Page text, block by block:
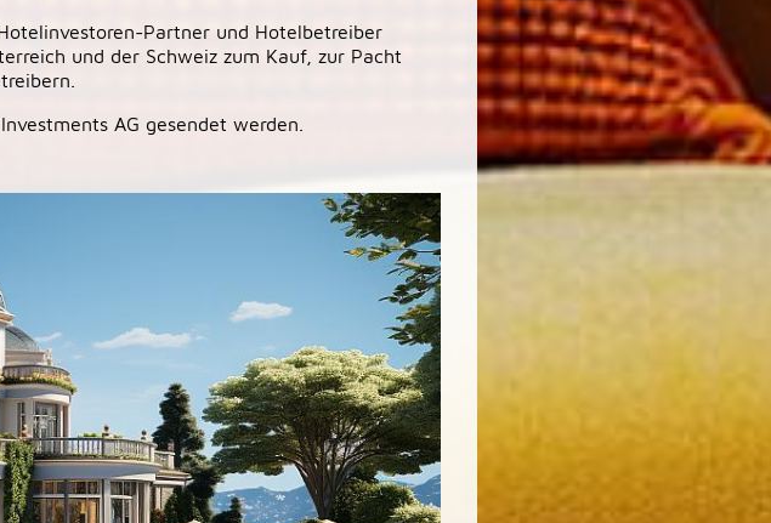
Partner und Hotelbetreiber
und der Schweiz zum Kauf, zur Pacht
AG gesendet werden.